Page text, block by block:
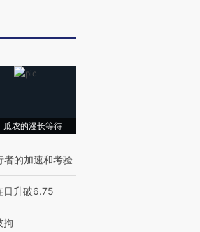
瓜农的漫长等待
者的加速和考验
日升破6.75
拘